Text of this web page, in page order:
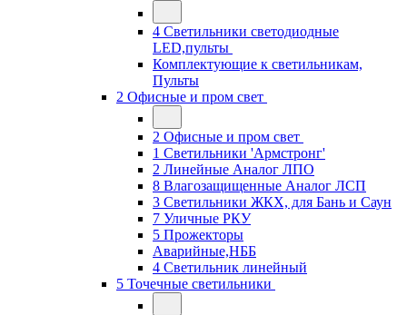
4 Светильники светодиодные
LED,пульты
Комплектующие к светильникам,
Пульты
2 Офисные и пром свет
2 Офисные и пром свет
1 Светильники 'Армстронг'
2 Линейные Аналог ЛПО
8 Влагозащищенные Аналог ЛСП
3 Светильники ЖКХ, для Бань и Саун
7 Уличные РКУ
5 Прожекторы
Аварийные,НББ
4 Светильник линейный
5 Точечные светильники